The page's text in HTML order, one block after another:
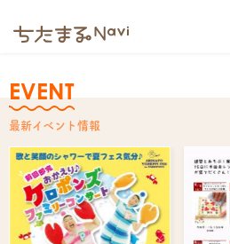
EVENT
最新イベント情報